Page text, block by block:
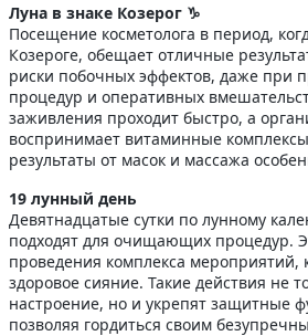
Луна в знаке Козерог ♑
Посещение косметолога в период,
Козероге, обещает отличные
риски побочных эффектов, даже при
процедур и оперативных
заживления проходит быстро, а
воспринимает витаминные
результаты от масок и массажа
19 лунный день
Девятнадцатые сутки по лунному
подходят для очищающих процедур.
проведения комплекса мероприятий,
здоровое сияние. Такие действия не
настроение, но и укрепят защитные
позволяя гордиться своим